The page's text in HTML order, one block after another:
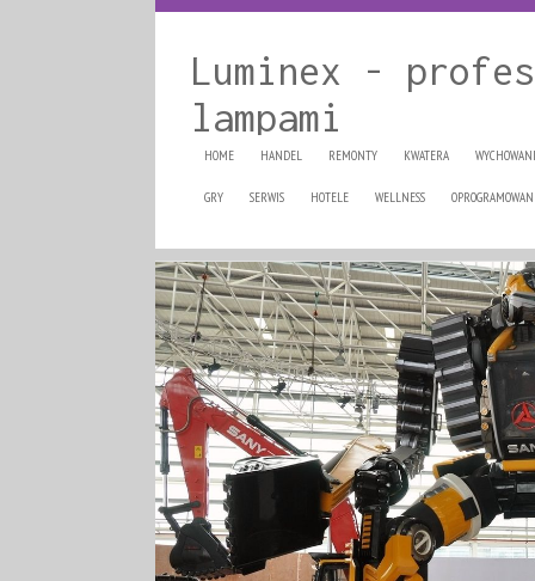
Luminex -
lampami
HOME HANDEL REMONTY KWATERA
GRY SERWIS HOTELE WELLNESS